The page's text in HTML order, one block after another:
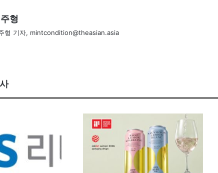
형
형 기자, mintcondition@theasian.asia